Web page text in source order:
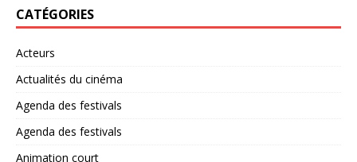
CATÉGORIES
Acteurs
Actualités du cinéma
Agenda des festivals
Agenda des festivals
Animation court